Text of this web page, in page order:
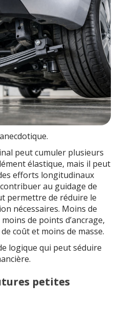
peut cumuler plusieurs
élastique, mais il peut
efforts longitudinaux
au guidage de
permettre de réduire le
nécessaires. Moins de
de points d’ancrage,
coût et moins de masse.
logique qui peut séduire
petites